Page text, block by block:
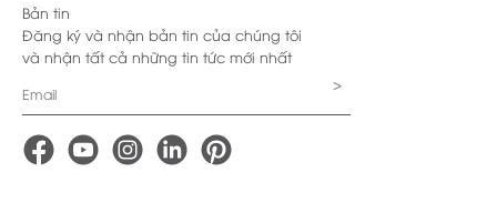
Bản tin
Đăng ký và nhận bản tin của chúng tôi
và nhận tất cả những tin tức mới nhất